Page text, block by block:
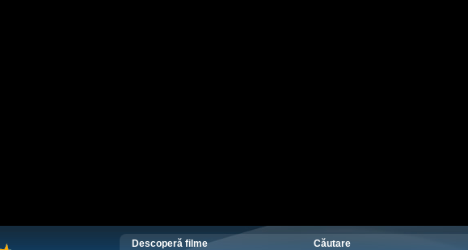
Descoperă filme
Căutare